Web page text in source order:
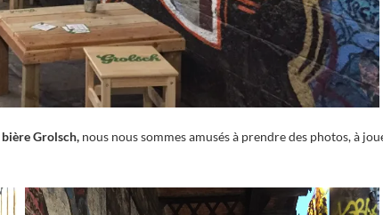
bière Grolsch, nous nous sommes amusés à prendre des photos, à